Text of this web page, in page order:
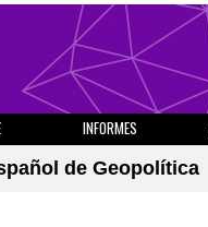
INFORMES
de Geopolítica